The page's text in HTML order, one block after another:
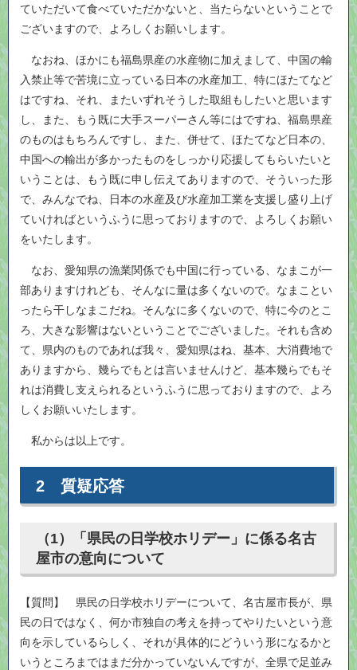
ていただいて食べていただかないと、当たらないということで
ございますので、よろしくお願いします。
なおね、ほかにも福島県産の水産物に加えまして、中国の輸
入禁止等で苦境に立っている日本の水産加工、特にほたてなど
はですね、それ、またいずれそうした取組もしたいと思います
し、また、もう既に大手スーパーさん等にはですね、福島県産
のものはもちろんですし、また、併せて、ほたてなど日本の、
中国への輸出が多かったものをしっかり応援してもらいたいと
いうことは、もう既に申し伝えてありますので、そういった形
で、みんなでね、日本の水産及び水産加工業を支援し盛り上げ
ていければというふうに思っておりますので、よろしくお願い
をいたします。
なお、愛知県の漁業関係でも中国に行っている、なまこが一
部ありますけれども、そんなに量は多くないので。なまことい
ったら干しなまこだね。そんなに多くないので、特に今のとこ
ろ、大きな影響はないということでございました。それも含め
て、県内のものであれば我々、愛知県はね、基本、大消費地で
ありますから、幾らでもとは言いませんけど、基本幾らでもそ
れは消費し支えられるというふうに思っておりますので、よろ
しくお願いいたします。
私からは以上です。
2 質疑応答
（1）「県民の日学校ホリデー」に係る名古
屋市の意向について
【質問】 県民の日学校ホリデーについて、名古屋市長が、県
民の日ではなく、何か市独自の考えを持ってやりたいという意
向を示しているらしく、それが具体的にどういう形になるかと
いうところまではまだ分かっていないんですが、全県で足並み